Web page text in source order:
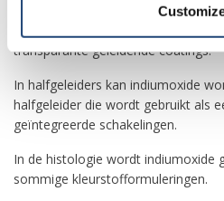
indiumoxide indiumtinoxide (ook
of ITO genoemd), een materiaal
transparante geleidende coatings.
In halfgeleiders kan indiumoxide
halfgeleider die wordt gebruikt als
geïntegreerde schakelingen.
In de histologie wordt indiumoxide
sommige kleurstofformuleringen.